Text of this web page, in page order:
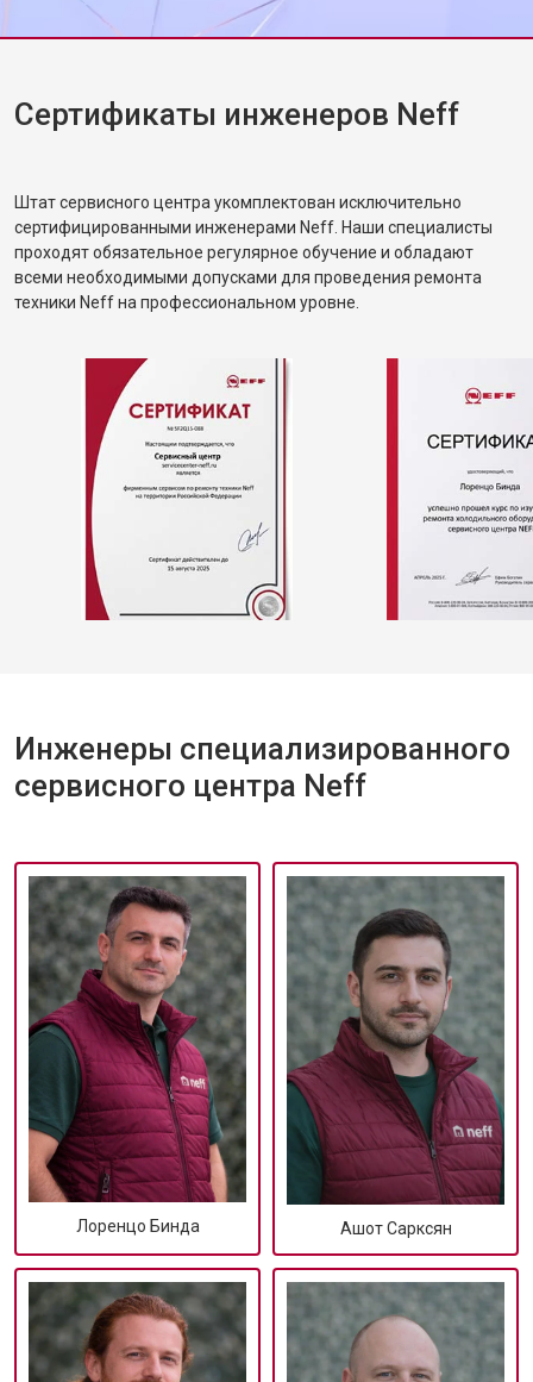
Замена нижнего уплотнителя
дверцы
Замена заливного шланга от 850 ₽ Заказать
Сертификаты инженеров Neff
Штат сервисного центра укомплектован исключительно
сертифицированными инженерами Neff. Наши специалисты
проходят обязательное регулярное обучение и обладают
всеми необходимыми допусками для проведения ремонта
техники Neff на профессиональном уровне.
Инженеры специализированного
сервисного центра Neff
Лоренцо Бинда Ашот Сарксян